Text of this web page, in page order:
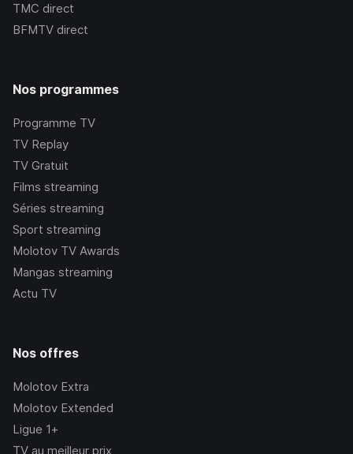
TMC direct
BFMTV direct
Nos programmes
Programme TV
TV Replay
TV Gratuit
Films streaming
Séries streaming
Sport streaming
Molotov TV Awards
Mangas streaming
Actu TV
Nos offres
Molotov Extra
Molotov Extended
Ligue 1+
TV au meilleur prix